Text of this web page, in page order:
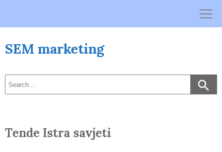
SEM marketing
Tende Istra savjeti